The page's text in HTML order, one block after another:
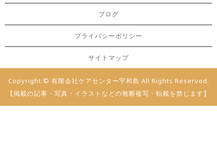
ブログ
プライバシーポリシー
サイトマップ
Copyright © 有限会社ケアセンター宇和島 All Rights Reserved.
【掲載の記事・写真・イラストなどの無断複写・転載を禁じます】